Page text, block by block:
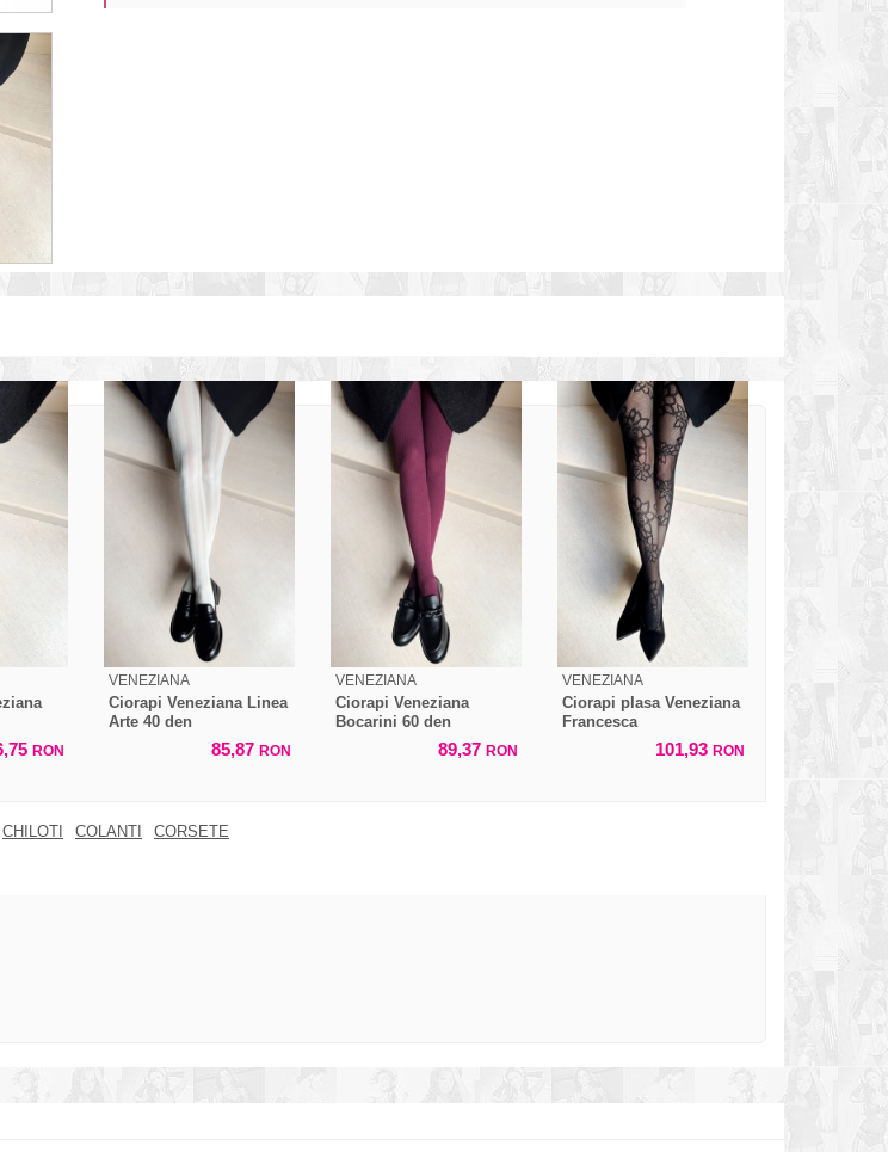
RON
VENEZIANA
Ciorapi Veneziana Linea
Arte 40 den
85,87 RON
VENEZIANA
Ciorapi Veneziana
Bocarini 60 den
89,37 RON
VENEZIANA
Ciorapi plasa Veneziana
Francesca
101,93 RON
CHILOTI COLANTI
CORSETE